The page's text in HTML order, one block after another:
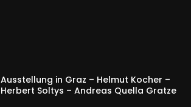
Ausstellung in Graz – Helmut Kocher –
Herbert Soltys – Andreas Quella Gratze